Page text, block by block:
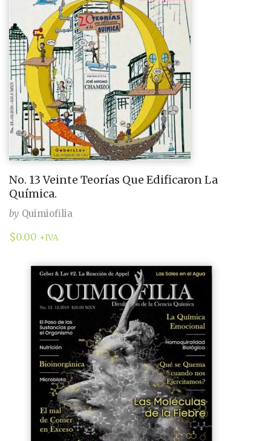
No. 13 Veinte Teorías Que Edificaron La
Química.
by Quimiofilia
$0.00 +IVA